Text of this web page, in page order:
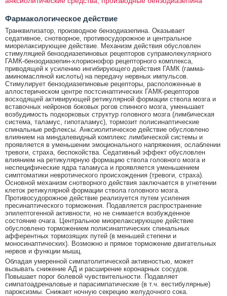
Фармакологическое действие
Транквилизатор, производное бензодиазепина. Оказывает
седативное, снотворное, противосудорожное и центральное
миорелаксирующее действие. Механизм действия обусловлен
стимуляцией бензодиазепиновых рецепторов супрамолекулярного
ГАМК-бензодиазепин-хлорионофор рецепторного комплекса,
приводящей к усилению ингибирующего действия ГАМК (гамма-
аминомасляной кислоты) на передачу нервных импульсов.
Стимулирует бензодиазепиновые рецепторы, расположенные в
аллостерическом центре постсинаптических ГАМК-рецепторов
восходящей активирующей ретикулярной формации ствола мозга и
вставочных нейронов боковых рогов спинного мозга, уменьшает
возбудимость подкорковых структур головного мозга (лимбическая
система, таламус, гипоталамус), тормозит полисинаптические
спинальные рефлексы. Анксиолитическое действие обусловлено
влиянием на миндалевидный комплекс лимбической системы и
проявляется в уменьшении эмоционального напряжения, ослаблении
тревоги, страха, беспокойства. Седативный эффект обусловлен
влиянием на ретикулярную формацию ствола головного мозга и
неспецифические ядра таламуса и проявляется уменьшением
симптоматики невротического происхождения (тревоги, страха).
Основной механизм снотворного действия заключается в угнетении
клеток ретикулярной формации ствола головного мозга.
Противосудорожное действие реализуется путем усиления
пресинаптического торможения. Подавляется распространение
эпилептогенной активности, но не снимается возбужденное
состояние очага. Центральное миорелаксирующее действие
обусловлено торможением полисинаптических спинальных
афферентных тормозящих путей (в меньшей степени и
моносинаптических). Возможно и прямое торможение двигательных
нервов и функции мышц.
Обладая умеренной симпатолитической активностью, может
вызывать снижение АД и расширение коронарных сосудов.
Повышает порог болевой чувствительности. Подавляет
симпатоадреналовые и парасимпатические (в т.ч. вестибулярные)
пароксизмы. Снижает ночную секрецию желудочного сока.